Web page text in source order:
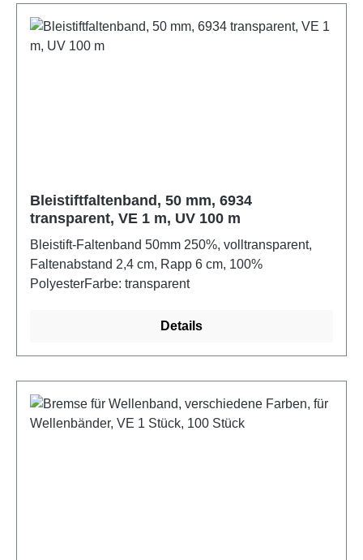
Bleistiftfaltenband, 50 mm, 6934
transparent, VE 1 m, UV 100 m
Bleistift-Faltenband 50mm 250%, volltransparent,
Faltenabstand 2,4 cm, Rapp 6 cm, 100%
PolyesterFarbe: transparent
Details